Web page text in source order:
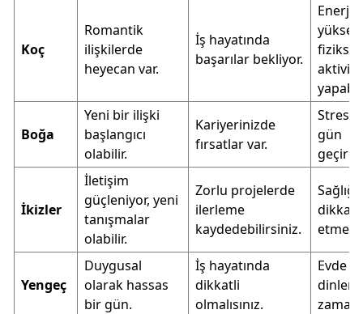
Koç
Romantik
ilişkilerde
heyecan var.
İş hayatında
başarılar bekliyor.
yüksek,
fiziksel
Boğa
Yeni bir ilişki
başlangıcı
olabilir.
Kariyerinizde
fırsatlar var.
gün
İkizler
İletişim
güçleniyor, yeni
tanışmalar
olabilir.
Zorlu projelerde
ilerleme
kaydedebilirsiniz.
dikkat
Yengeç
Duygusal
olarak hassas
bir gün.
İş hayatında
dikkatli
olmalısınız.
Evde
zaman